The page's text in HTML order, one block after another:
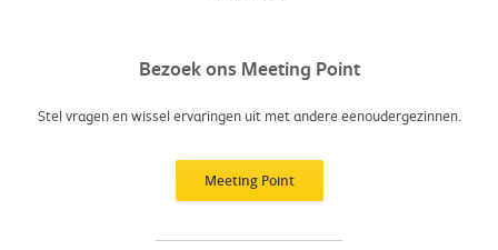
Bezoek ons Meeting Point
Stel vragen en wissel ervaringen uit met andere eenoudergezinnen.
Meeting Point